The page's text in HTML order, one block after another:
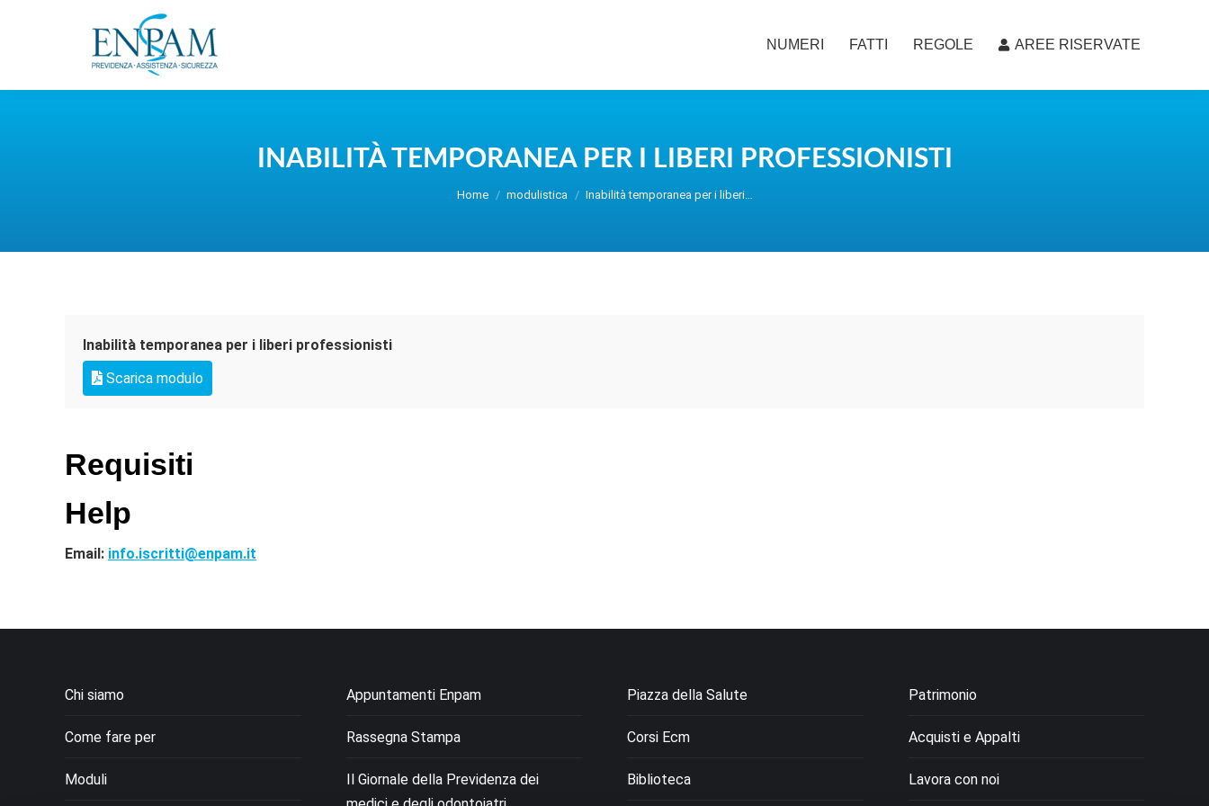
NUMERI FATTI REGOLE AREE RISERVATE
INABILITÀ TEMPORANEA PER I LIBERI PROFESSIONISTI
You are here:
Home modulistica Inabilità temporanea per i liberi…
Inabilità temporanea per i liberi professionisti
Scarica modulo
Requisiti
Help
Email: info.iscritti@enpam.it
Chi siamo
Come fare per
Moduli
Appuntamenti Enpam
Rassegna Stampa
Il Giornale della Previdenza dei
Piazza della Salute
Corsi Ecm
Biblioteca
Patrimonio
Acquisti e Appalti
Lavora con noi